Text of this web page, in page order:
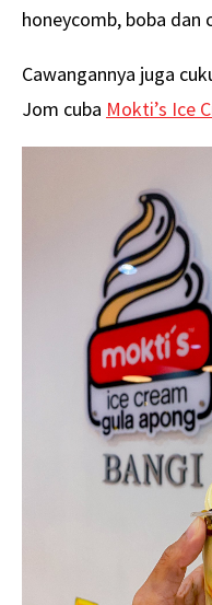
honeycomb, boba dan
Cawangannya juga
Jom cuba Mokti’s Ice